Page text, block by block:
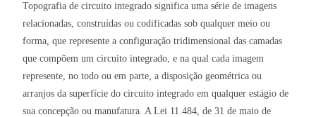
Topografia de circuito integrado significa uma série de imagens
relacionadas, construídas ou codificadas sob qualquer meio ou
forma, que represente a configuração tridimensional das camadas
que compõem um circuito integrado, e na qual cada imagem
represente, no todo ou em parte, a disposição geométrica ou
arranjos da superfície do circuito integrado em qualquer estágio de
sua concepção ou manufatura. A Lei 11.484, de 31 de maio de